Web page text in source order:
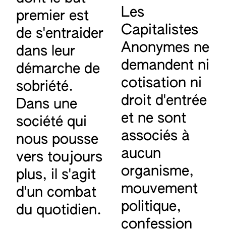
premier est
de s'entraider
dans leur
démarche de
sobriété.
Dans une
société qui
nous pousse
vers toujours
plus, il s'agit
d'un combat
du quotidien.
Les
Capitalistes
Anonymes ne
demandent ni
cotisation ni
droit d'entrée
et ne sont
associés à
aucun
organisme,
mouvement
politique,
confession